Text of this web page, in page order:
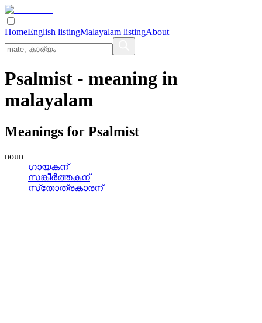
HomeEnglish listingMalayalam listingAbout
Psalmist - meaning in
malayalam
Meanings for Psalmist
noun
ഗായകന്
സങ്കീര്‍ത്തകന്
സ്‌തോത്രകാരന്